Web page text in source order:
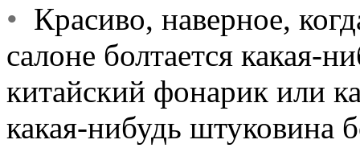
• Красиво, наверное,
салоне болтается какая-
китайский фонарик или
какая-нибудь штуковина